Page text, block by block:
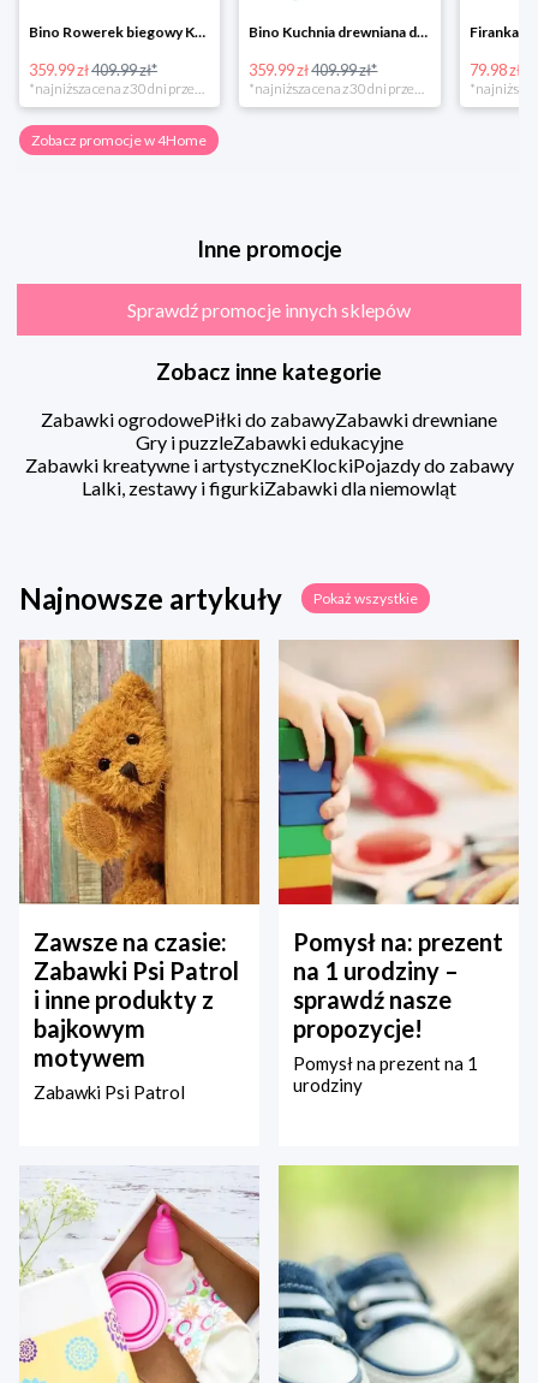
Bino Rowerek biegowy Krecik
359.99 zł409.99 zł*
Bino Kuchnia drewniana dla dzieci Provence
359.99 zł409.99 zł* 79.98 zł
Zobacz promocje w 4Home
Inne promocje
Sprawdź promocje innych sklepów
Zobacz inne kategorie
Zabawki ogrodowePiłki do zabawyZabawki drewniane
Gry i puzzleZabawki edukacyjne
Zabawki kreatywne i artystyczneKlockiPojazdy do zabawy
Lalki, zestawy i figurkiZabawki dla niemowląt
Najnowsze artykuły Pokaż wszystkie
Zawsze na czasie:
Zabawki Psi Patrol
i inne produkty z
bajkowym
motywem
Zabawki Psi Patrol
Pomysł na: prezent
na 1 urodziny –
sprawdź nasze
propozycje!
Pomysł na prezent na 1
urodziny